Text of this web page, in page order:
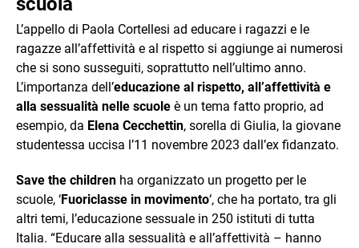
L’appello di Paola Cortellesi ad educare i ragazzi e le
ragazze all’affettività e al rispetto si aggiunge ai numerosi
che si sono susseguiti, soprattutto nell’ultimo anno.
L’importanza dell’educazione al rispetto, all’affettività e
alla sessualità nelle scuole è un tema fatto proprio, ad
esempio, da Elena Cecchettin, sorella di Giulia, la giovane
studentessa uccisa l’11 novembre 2023 dall’ex fidanzato.
Save the children ha organizzato un progetto per le
scuole, ‘Fuoriclasse in movimento‘, che ha portato, tra gli
altri temi, l’educazione sessuale in 250 istituti di tutta
Italia. “Educare alla sessualità e all’affettività – hanno